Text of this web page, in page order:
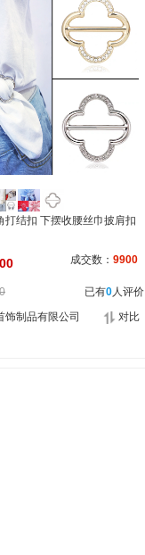
打结扣 下摆收腰丝巾披肩扣
成交数： 9900
已有0人评价
饰制品有限公司
对比